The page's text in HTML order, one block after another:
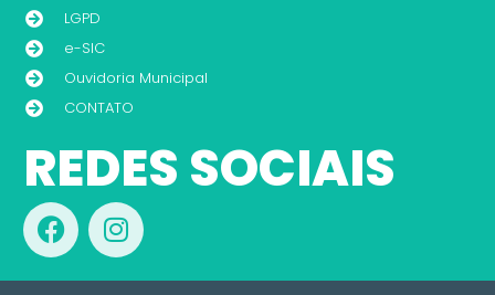
LGPD
e-SIC
Ouvidoria Municipal
CONTATO
REDES SOCIAIS